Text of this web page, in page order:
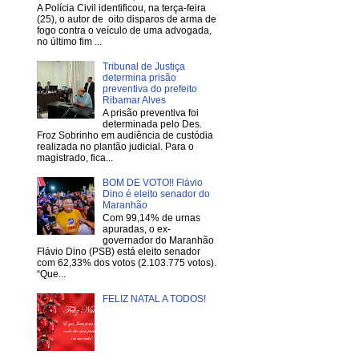
A Polícia Civil identificou, na terça-feira
(25), o autor de oito disparos de arma de
fogo contra o veículo de uma advogada,
no último fim ...
Tribunal de Justiça
determina prisão
preventiva do prefeito
Ribamar Alves
A prisão preventiva foi
determinada pelo Des.
Froz Sobrinho em audiência de custódia
realizada no plantão judicial. Para o
magistrado, fica...
BOM DE VOTO!! Flávio
Dino é eleito senador do
Maranhão
Com 99,14% de urnas
apuradas, o ex-
governador do Maranhão
Flávio Dino (PSB) está eleito senador
com 62,33% dos votos (2.103.775 votos).
“Que...
FELIZ NATAL A TODOS!